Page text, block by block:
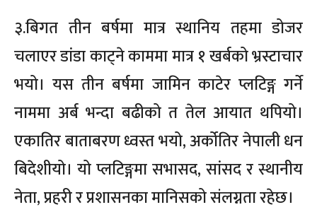
३.बिगत तीन बर्षमा मात्र स्थानिय तहमा डोजर
चलाएर डांडा काट्ने काममा मात्र १ खर्बको भ्रस्टाचार
भयो। यस तीन बर्षमा जामिन काटेर प्लटिङ्ग गर्ने
नाममा अर्ब भन्दा बढीको त तेल आयात थपियो।
एकातिर बाताबरण ध्वस्त भयो, अर्कोतिर नेपाली धन
बिदेशीयो। यो प्लटिङ्गमा सभासद, सांसद र स्थानीय
नेता, प्रहरी र प्रशासनका मानिसको संलग्नता रहेछ।